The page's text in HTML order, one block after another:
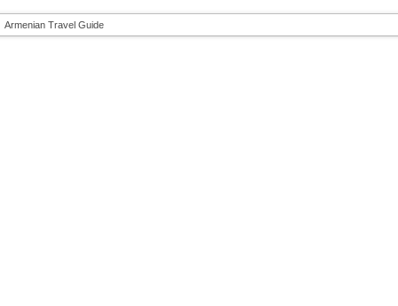
Armenian Travel Guide